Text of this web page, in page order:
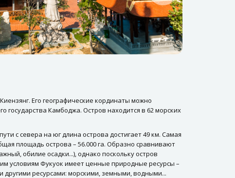
Его географические кординаты можно
государства Камбоджа. Остров находится в 62 морских
с севера на юг длина острова достигает 49 км. Самая
площадь острова – 56.000 га. Образно сравнивают
обилие осадки...), однако поскольку остров
условиям Фукуок имеет ценные природные ресурсы –
другими ресурсами: морскими, земными, водными...